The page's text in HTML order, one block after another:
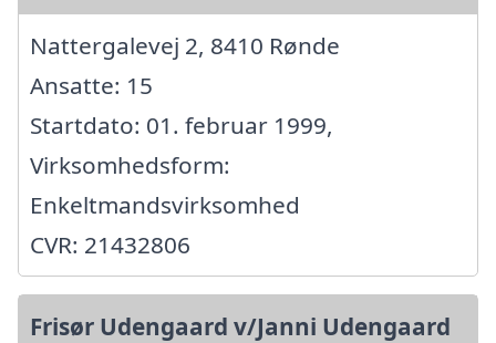
Nattergalevej 2, 8410 Rønde
Ansatte: 15
Startdato: 01. februar 1999,
Virksomhedsform:
Enkeltmandsvirksomhed
CVR: 21432806
Frisør Udengaard v/Janni Udengaard